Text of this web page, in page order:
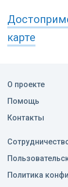
карте
О проекте
Помощь
Контакты
Политика